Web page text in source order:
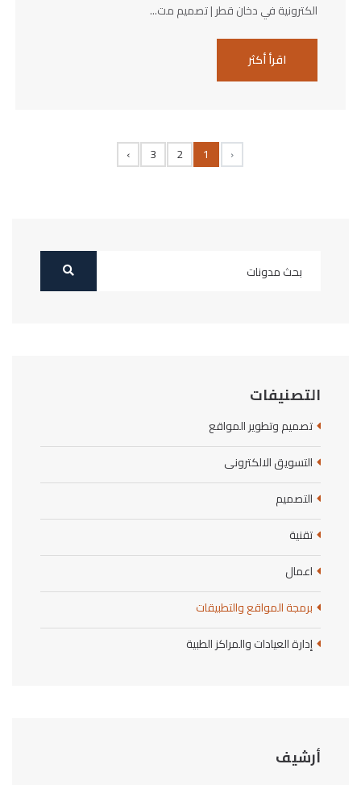
الكترونية في دخان قطر | تصميم مت...
اقرأ أكثر
‹
1
2
3
›
التصنيفات
تصميم وتطوير المواقع
التسويق الالكترونى
التصميم
تقنية
اعمال
برمجة المواقع والتطبيقات
إدارة العيادات والمراكز الطبية
أرشيف